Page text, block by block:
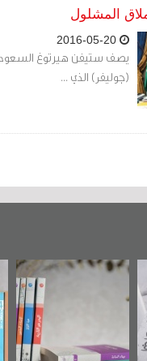
يصف ستيفن هيرتوغ
(جوليفر) الذي ...
تصنيف موضوعي
للوثائق البريطانية
يقدمه «مركز أوال»
في سلسلة من 5
كتب